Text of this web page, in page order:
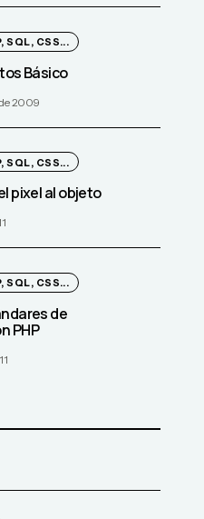
SQL, CSS...
Básico
2009
SQL, CSS...
pixel al objeto
SQL, CSS...
de
PHP